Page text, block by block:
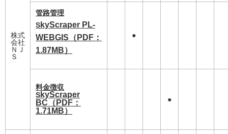
株式
会社
ＮＪ
Ｓ
管路管理
SkyScraper PL-
WEBGIS （PDF：
1.87MB）
●
料金徴収
SkyScraper
BC （PDF：
1.71MB）
●